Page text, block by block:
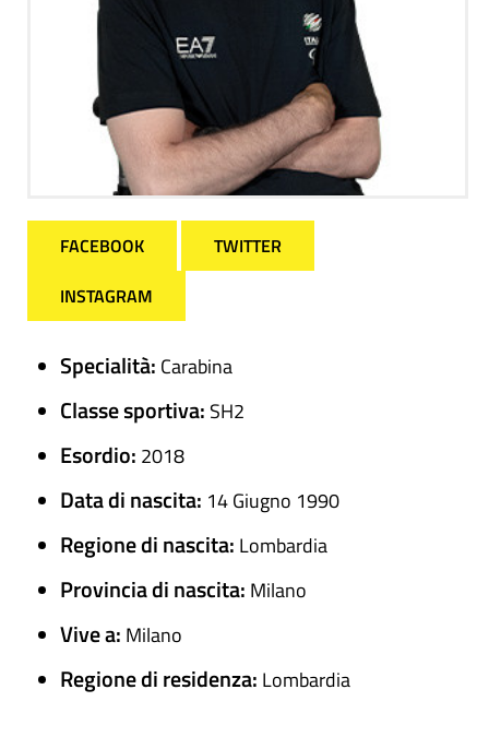
FACEBOOK
TWITTER
INSTAGRAM
Specialità: Carabina
Classe sportiva: SH2
Esordio: 2018
Data di nascita: 14 Giugno 1990
Regione di nascita: Lombardia
Provincia di nascita: Milano
Vive a: Milano
Regione di residenza: Lombardia